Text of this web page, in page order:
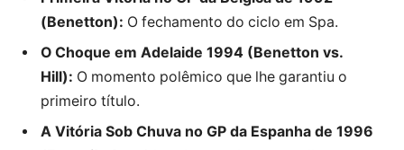
(Benetton): O fechamento do ciclo em Spa.
O Choque em Adelaide 1994 (Benetton vs.
Hill): O momento polêmico que lhe garantiu o
primeiro título.
A Vitória Sob Chuva no GP da Espanha de 1996